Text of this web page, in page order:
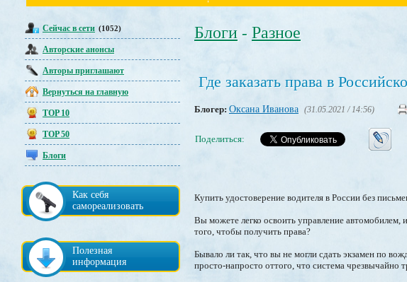
Сейчас в сети (1052)
Авторские анонсы
Авторы приглашают
Вернуться на главную
TOP 10
TOP 50
Блоги
Как себя
самореализовать
Полезная
информация
Блоги - Разное
Где заказать права в
Блогер: Оксана Иванова (31.05.2021 / 14:56)
Поделиться:
Купить удостоверение водителя в России без
Вы можете легко освоить управление автомобилем,
того, чтобы получить права?
Бывало ли так, что вы не могли сдать экзамен по
просто-напросто оттого, что система чрезвычайно